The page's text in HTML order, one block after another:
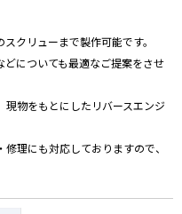
クリューまで製作可能です。
についても最適なご提案をさせ
物をもとにしたリバースエンジ
理にも対応しておりますので、